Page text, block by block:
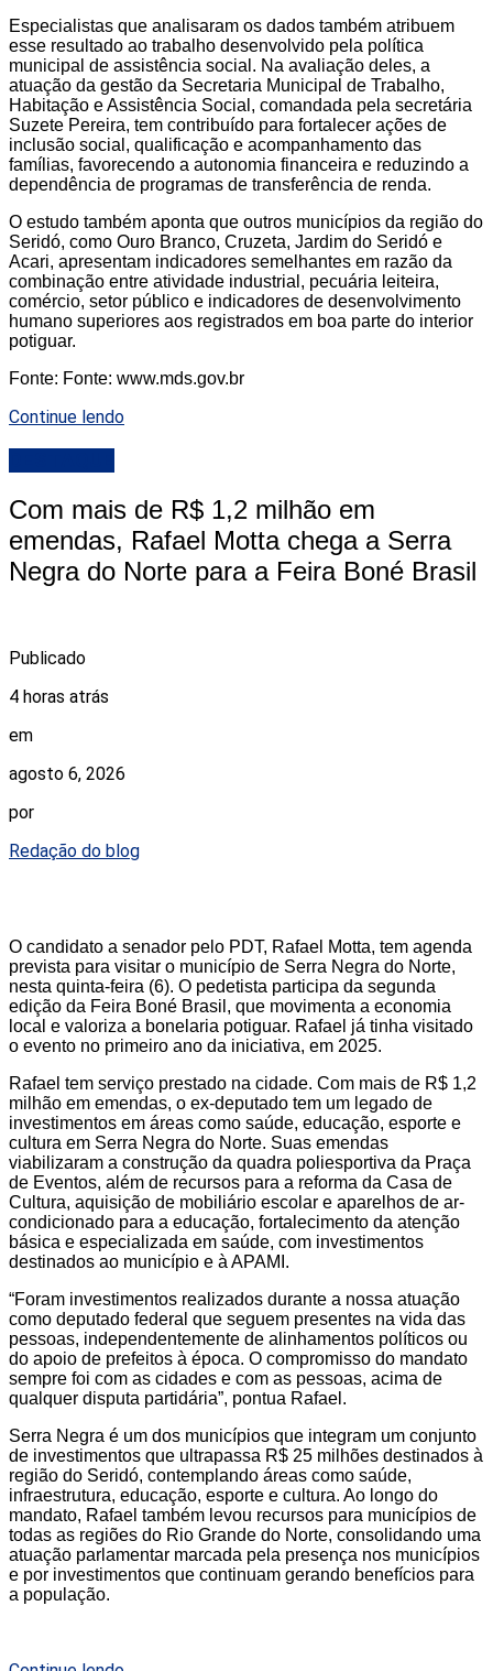
Especialistas que analisaram os dados também atribuem
esse resultado ao trabalho desenvolvido pela política
municipal de assistência social. Na avaliação deles, a
atuação da gestão da Secretaria Municipal de Trabalho,
Habitação e Assistência Social, comandada pela secretária
Suzete Pereira, tem contribuído para fortalecer ações de
inclusão social, qualificação e acompanhamento das
famílias, favorecendo a autonomia financeira e reduzindo a
dependência de programas de transferência de renda.
O estudo também aponta que outros municípios da região do
Seridó, como Ouro Branco, Cruzeta, Jardim do Seridó e
Acari, apresentam indicadores semelhantes em razão da
combinação entre atividade industrial, pecuária leiteira,
comércio, setor público e indicadores de desenvolvimento
humano superiores aos registrados em boa parte do interior
potiguar.
Fonte: Fonte: www.mds.gov.br
Continue lendo
Com mais de R$ 1,2 milhão em
emendas, Rafael Motta chega a Serra
Negra do Norte para a Feira Boné Brasil
Publicado
4 horas atrás
em
agosto 6, 2026
por
Redação do blog
O candidato a senador pelo PDT, Rafael Motta, tem agenda
prevista para visitar o município de Serra Negra do Norte,
nesta quinta-feira (6). O pedetista participa da segunda
edição da Feira Boné Brasil, que movimenta a economia
local e valoriza a bonelaria potiguar. Rafael já tinha visitado
o evento no primeiro ano da iniciativa, em 2025.
Rafael tem serviço prestado na cidade. Com mais de R$ 1,2
milhão em emendas, o ex-deputado tem um legado de
investimentos em áreas como saúde, educação, esporte e
cultura em Serra Negra do Norte. Suas emendas
viabilizaram a construção da quadra poliesportiva da Praça
de Eventos, além de recursos para a reforma da Casa de
Cultura, aquisição de mobiliário escolar e aparelhos de ar-
condicionado para a educação, fortalecimento da atenção
básica e especializada em saúde, com investimentos
destinados ao município e à APAMI.
“Foram investimentos realizados durante a nossa atuação
como deputado federal que seguem presentes na vida das
pessoas, independentemente de alinhamentos políticos ou
do apoio de prefeitos à época. O compromisso do mandato
sempre foi com as cidades e com as pessoas, acima de
qualquer disputa partidária”, pontua Rafael.
Serra Negra é um dos municípios que integram um conjunto
de investimentos que ultrapassa R$ 25 milhões destinados à
região do Seridó, contemplando áreas como saúde,
infraestrutura, educação, esporte e cultura. Ao longo do
mandato, Rafael também levou recursos para municípios de
todas as regiões do Rio Grande do Norte, consolidando uma
atuação parlamentar marcada pela presença nos municípios
e por investimentos que continuam gerando benefícios para
a população.